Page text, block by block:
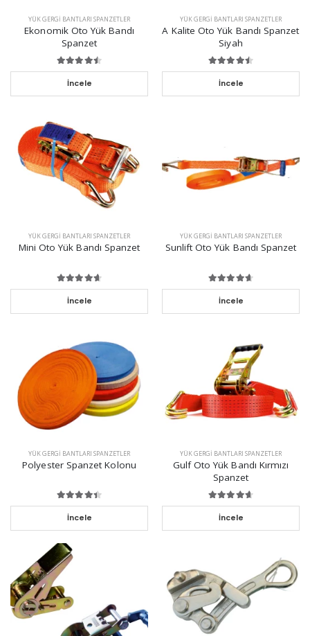
YÜK GERGI BANTLARI SPANZETLER
Ekonomik Oto Yük Bandı
Spanzet
İncele
YÜK GERGI BANTLARI SPANZETLER
A Kalite Oto Yük Bandı Spanzet
Siyah
İncele
YÜK GERGI BANTLARI SPANZETLER
Mini Oto Yük Bandı Spanzet
İncele
YÜK GERGI BANTLARI SPANZETLER
Sunlift Oto Yük Bandı Spanzet
İncele
YÜK GERGI BANTLARI SPANZETLER
Polyester Spanzet Kolonu
İncele
YÜK GERGI BANTLARI SPANZETLER
Gulf Oto Yük Bandı Kırmızı
Spanzet
İncele